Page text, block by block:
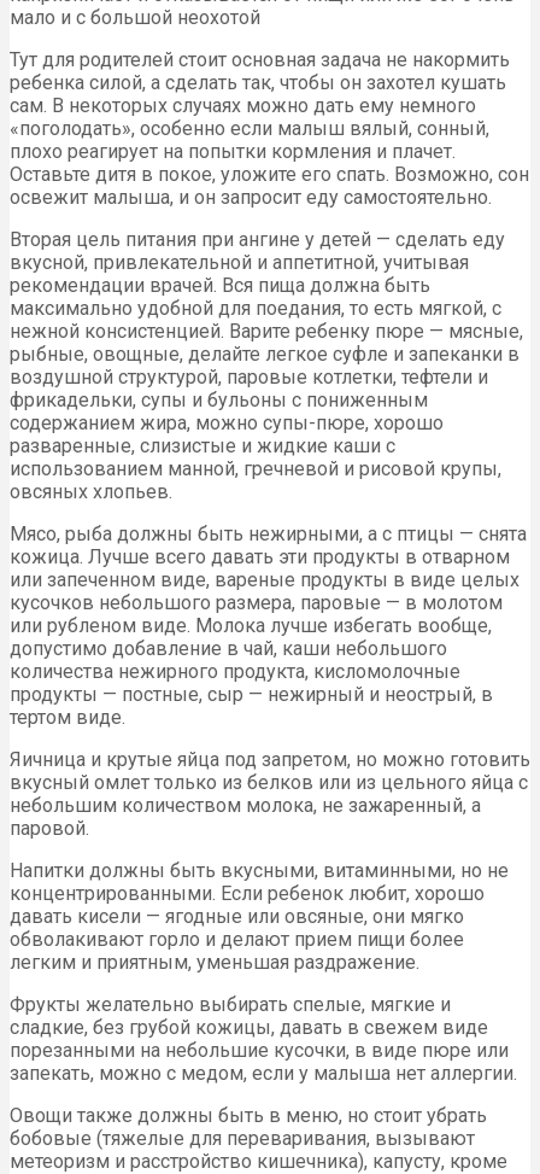
мало и с большой неохотой
Тут для родителей стоит основная задача не накормить
ребенка силой, а сделать так, чтобы он захотел кушать
сам. В некоторых случаях можно дать ему немного
«поголодать», особенно если малыш вялый, сонный,
плохо реагирует на попытки кормления и плачет.
Оставьте дитя в покое, уложите его спать. Возможно, сон
освежит малыша, и он запросит еду самостоятельно.
Вторая цель питания при ангине у детей — сделать еду
вкусной, привлекательной и аппетитной, учитывая
рекомендации врачей. Вся пища должна быть
максимально удобной для поедания, то есть мягкой, с
нежной консистенцией. Варите ребенку пюре — мясные,
рыбные, овощные, делайте легкое суфле и запеканки в
воздушной структурой, паровые котлетки, тефтели и
фрикадельки, супы и бульоны с пониженным
содержанием жира, можно супы-пюре, хорошо
разваренные, слизистые и жидкие каши с
использованием манной, гречневой и рисовой крупы,
овсяных хлопьев.
Мясо, рыба должны быть нежирными, а с птицы — снята
кожица. Лучше всего давать эти продукты в отварном
или запеченном виде, вареные продукты в виде целых
кусочков небольшого размера, паровые — в молотом
или рубленом виде. Молока лучше избегать вообще,
допустимо добавление в чай, каши небольшого
количества нежирного продукта, кисломолочные
продукты — постные, сыр — нежирный и неострый, в
тертом виде.
Яичница и крутые яйца под запретом, но можно готовить
вкусный омлет только из белков или из цельного яйца с
небольшим количеством молока, не зажаренный, а
паровой.
Напитки должны быть вкусными, витаминными, но не
концентрированными. Если ребенок любит, хорошо
давать кисели — ягодные или овсяные, они мягко
обволакивают горло и делают прием пищи более
легким и приятным, уменьшая раздражение.
Фрукты желательно выбирать спелые, мягкие и
сладкие, без грубой кожицы, давать в свежем виде
порезанными на небольшие кусочки, в виде пюре или
запекать, можно с медом, если у малыша нет аллергии.
Овощи также должны быть в меню, но стоит убрать
бобовые (тяжелые для переваривания, вызывают
метеоризм и расстройство кишечника), капусту, кроме